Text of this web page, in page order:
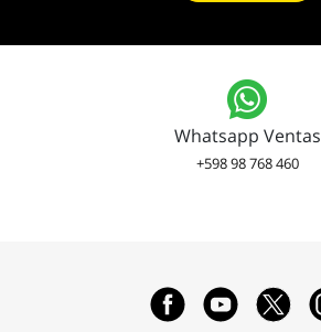
Whatsapp Ventas
+598 98 768 460